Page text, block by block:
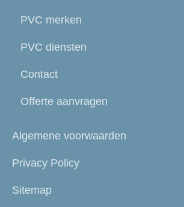
PVC merken
PVC diensten
Contact
Offerte aanvragen
Algemene voorwaarden
Privacy Policy
Sitemap